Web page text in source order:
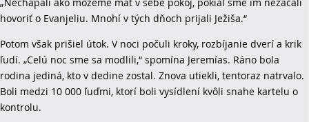
hovoriť o Evanjeliu. Mnohí v tých dňoch prijali Ježiša.“
Potom však prišiel útok. V noci počuli kroky, rozbíjanie dverí a krik
ľudí. „Celú noc sme sa modlili,“ spomína Jeremías. Ráno bola
rodina jediná, kto v dedine zostal. Znova utiekli, tentoraz natrvalo.
Boli medzi 10 000 ľuďmi, ktorí boli vysídlení kvôli snahe kartelu o
kontrolu.